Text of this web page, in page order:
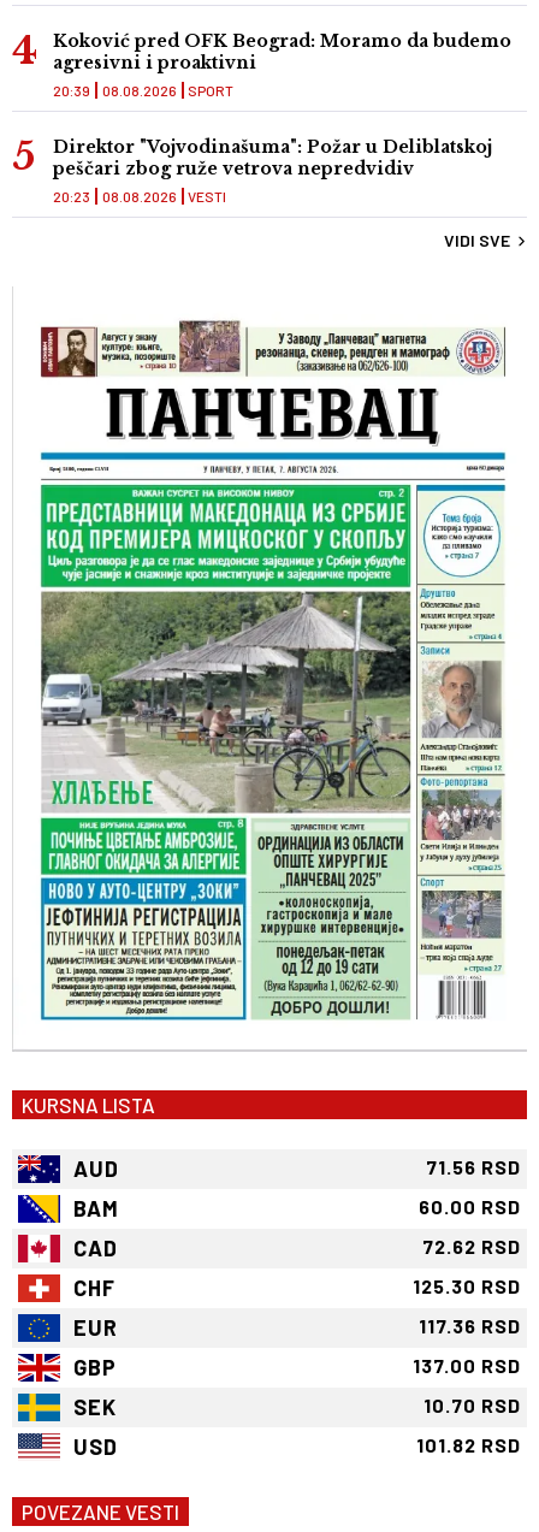
Koković pred OFK Beograd: Moramo da budemo
agresivni i proaktivni
SPORT
20:39 08.08.2026
Direktor "Vojvodinašuma": Požar u Deliblatskoj
peščari zbog ruže vetrova nepredvidiv
VESTI
20:23 08.08.2026
VIDI SVE
KURSNA LISTA
AUD 71.56 RSD
BAM 60.00 RSD
CAD 72.62 RSD
CHF 125.30 RSD
EUR 117.36 RSD
GBP 137.00 RSD
SEK 10.70 RSD
USD 101.82 RSD
POVEZANE VESTI